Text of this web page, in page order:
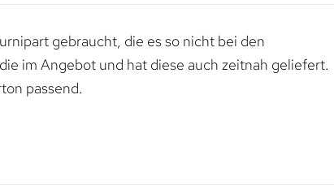
gebraucht, die es so nicht bei den
im Angebot und hat diese auch zeitnah geliefert.
passend.